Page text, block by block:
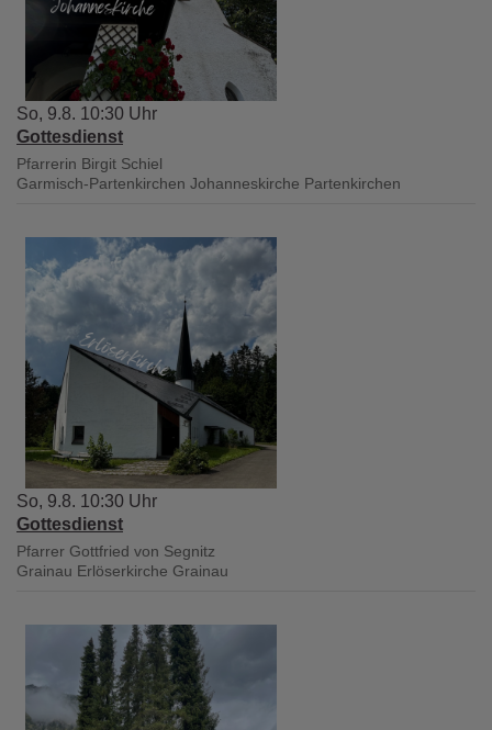
So, 9.8. 10:30 Uhr
Gottesdienst
Pfarrerin Birgit Schiel
Garmisch-Partenkirchen Johanneskirche Partenkirchen
So, 9.8. 10:30 Uhr
Gottesdienst
Pfarrer Gottfried von Segnitz
Grainau Erlöserkirche Grainau